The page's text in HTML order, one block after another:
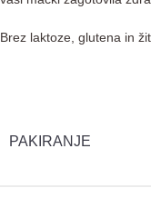
Brez laktoze, glutena in žit.
PAKIRANJE